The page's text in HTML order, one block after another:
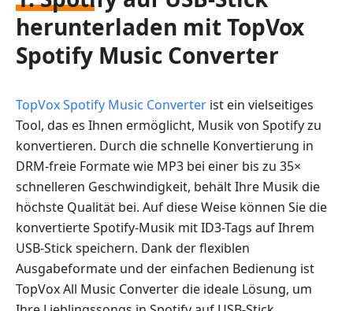
herunterladen mit TopVox
Spotify Music Converter
TopVox Spotify Music Converter ist ein vielseitiges
Tool, das es Ihnen ermöglicht, Musik von Spotify zu
konvertieren. Durch die schnelle Konvertierung in
DRM-freie Formate wie MP3 bei einer bis zu 35×
schnelleren Geschwindigkeit, behält Ihre Musik die
höchste Qualität bei. Auf diese Weise können Sie die
konvertierte Spotify-Musik mit ID3-Tags auf Ihrem
USB-Stick speichern. Dank der flexiblen
Ausgabeformate und der einfachen Bedienung ist
TopVox All Music Converter die ideale Lösung, um